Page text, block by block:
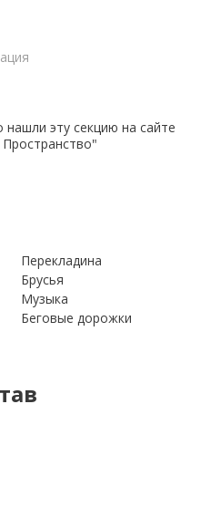
эту секцию на сайте
Перекладина
Брусья
Музыка
Беговые дорожки